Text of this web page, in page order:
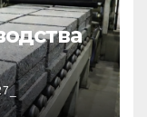
плит